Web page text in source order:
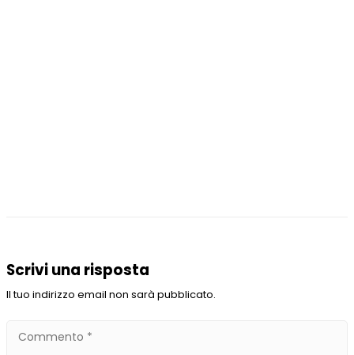
Scrivi una risposta
Il tuo indirizzo email non sarà pubblicato.
Commento